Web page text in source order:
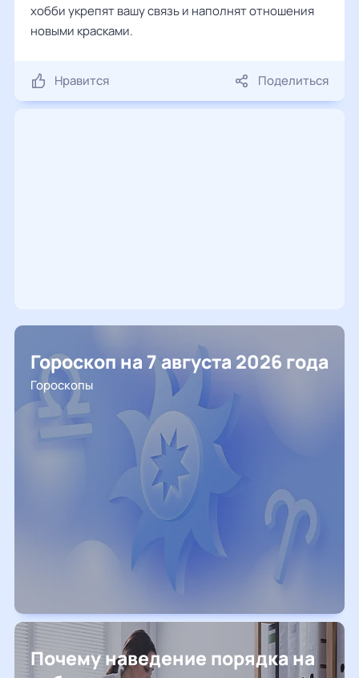
хобби укрепят вашу связь и наполнят отношения
новыми красками.
Нравится Поделиться
Гороскоп на 7 августа 2026 года
Гороскопы
Почему наведение порядка на